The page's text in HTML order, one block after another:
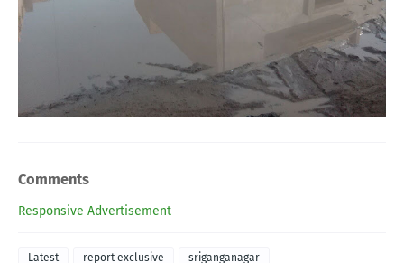
Comments
Responsive Advertisement
Latest report exclusive sriganganagar